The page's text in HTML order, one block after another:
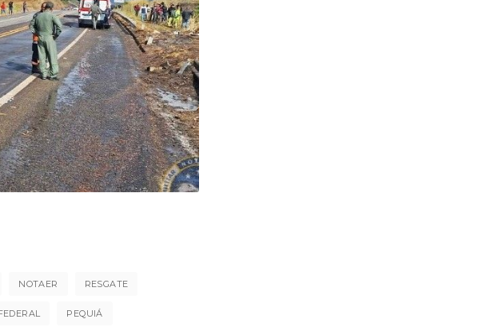
NOTAER RESGATE
PEQUIÁ